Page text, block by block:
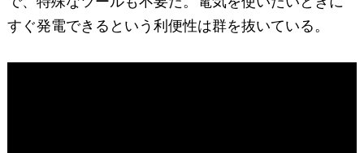
すぐ発電できるという利便性は群を抜いている。